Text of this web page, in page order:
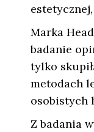
Marka
badanie
tylko
metodach
osobistych
Z badania